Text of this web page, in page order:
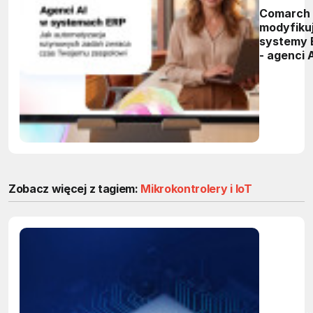
Comarch
systemy
- agenci
Zobacz więcej z tagiem: Mikrokontrolery i IoT